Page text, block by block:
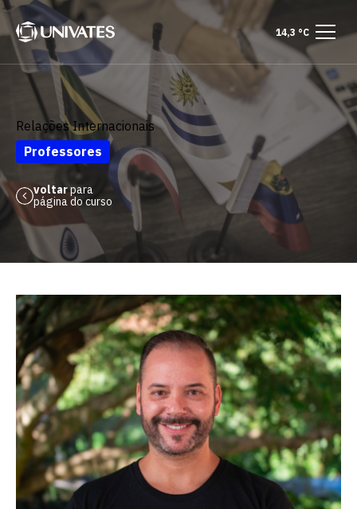
14,3 °C
Relações Internacionais
Professores
voltarpara
página do curso